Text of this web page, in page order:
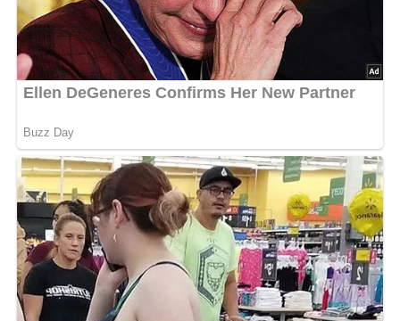
Salz
Ei zum Bestreichen
Zubereitung
Auf ein Brett das Mehl durchsieben, in eine kleine
Vertiefung die weiche Butter, Sahne, Ei, Puderzucker,
Speisenatron und etwas Salz geben, alles gut zu einem
Teig verarbeiten.
Diesen 1/2 cm dick ausrollen und mit Formen Kekse
ausstechen.
Die Kekse auf ein gefettetes, bemehltes Blech legen, mit
geschlagenem Ei bestreichen, mit einer Gabel
Vertiefungen einstechen und in der heißen Röhre backen.